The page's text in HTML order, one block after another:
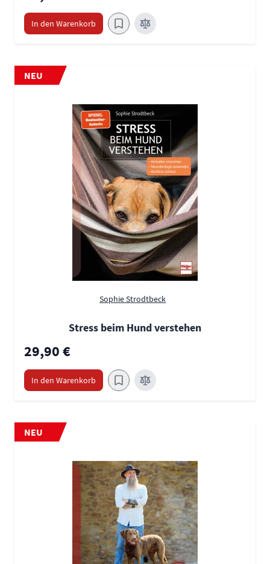
In den Warenkorb
NEU
Sophie Strodtbeck
Stress beim Hund verstehen
29,90 €
In den Warenkorb
NEU